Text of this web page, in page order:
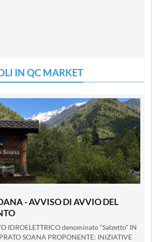
IN QC MARKET
- AVVISO DI AVVIO DEL
IDROELETTRICO denominato “Salzetto” IN
SOANA PROPONENTE: INIZIATIVE